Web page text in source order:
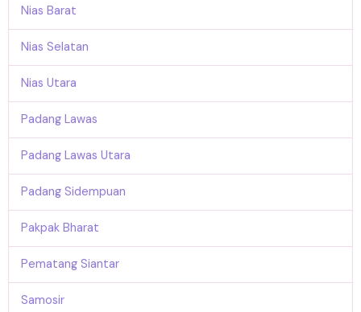
Nias Barat
Nias Selatan
Nias Utara
Padang Lawas
Padang Lawas Utara
Padang Sidempuan
Pakpak Bharat
Pematang Siantar
Samosir